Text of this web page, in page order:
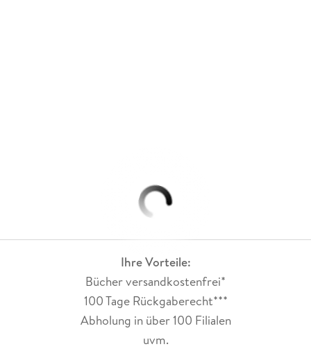
Ihre Vorteile:
Bücher versandkostenfrei*
100 Tage Rückgaberecht***
Abholung in über 100 Filialen
uvm.